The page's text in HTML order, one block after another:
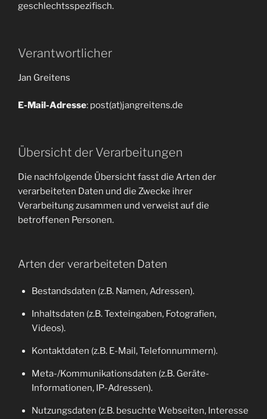
geschlechtsspezifisch.
Verantwortlicher
Jan Greitens
E-Mail-Adresse: post(at)jangreitens.de
Übersicht der Verarbeitungen
Die nachfolgende Übersicht fasst die Arten der
verarbeiteten Daten und die Zwecke ihrer
Verarbeitung zusammen und verweist auf die
betroffenen Personen.
Arten der verarbeiteten Daten
Bestandsdaten (z.B. Namen, Adressen).
Inhaltsdaten (z.B. Texteingaben, Fotografien,
Videos).
Kontaktdaten (z.B. E-Mail, Telefonnummern).
Meta-/Kommunikationsdaten (z.B. Geräte-
Informationen, IP-Adressen).
Nutzungsdaten (z.B. besuchte Webseiten, Interesse